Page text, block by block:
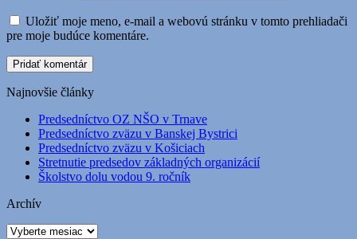
Uložiť moje meno, e-mail a webovú stránku v tomto prehliadači
pre moje budúce komentáre.
Najnovšie články
Predsedníctvo OZ NŠO v Trnave
Predsedníctvo zväzu v Banskej Bystrici
Predsedníctvo zväzu v Košiciach
Stretnutie predsedov základných organizácií
Školstvo dolu vodou 9. ročník
Archív
Archív